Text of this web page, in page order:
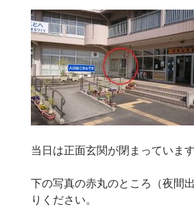
当日は正面玄関が閉まっています
下の写真の赤丸のところ（夜間
りください。